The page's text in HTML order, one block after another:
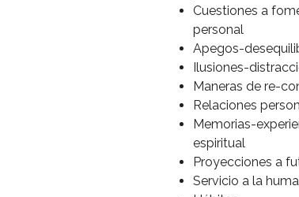
Cuestiones a
personal
Apegos-
Ilusiones-
Maneras de re-
Relaciones
Memorias-
espiritual
Proyecciones a
Servicio a la